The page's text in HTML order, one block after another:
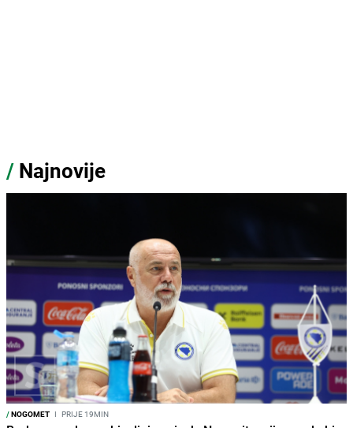
/ Najnovije
/NOGOMET I PRIJE 19MIN